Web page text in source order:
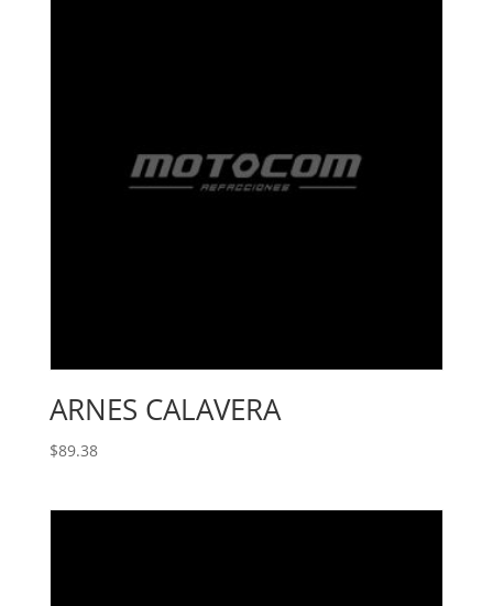
ARNES CALAVERA
$89.38